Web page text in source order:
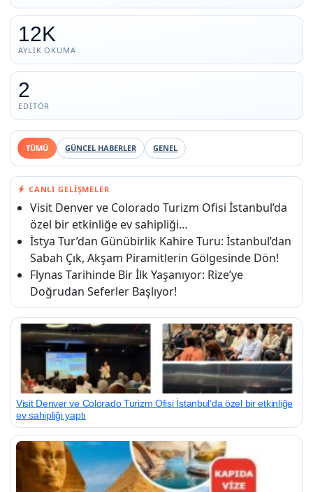
12K
AYLIK OKUMA
2
EDITÖR
TÜMÜ GÜNCEL HABERLER GENEL
CANLI GELIŞMELER
Visit Denver ve Colorado Turizm Ofisi İstanbul’da
özel bir etkinliğe ev sahipliği…
İstya Tur’dan Günübirlik Kahire Turu: İstanbul’dan
Sabah Çık, Akşam Piramitlerin Gölgesinde Dön!
Flynas Tarihinde Bir İlk Yaşanıyor: Rize’ye
Doğrudan Seferler Başlıyor!
Visit Denver ve Colorado Turizm Ofisi İstanbul’da özel bir etkinliğe
ev sahipliği yaptı